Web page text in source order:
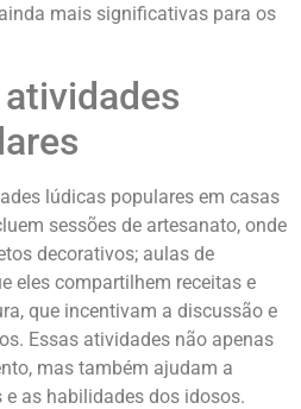
mais significativas para os
lúdicas populares em casas
sessões de artesanato, onde
decorativos; aulas de
eles compartilhem receitas e
que incentivam a discussão e
Essas atividades não apenas
mas também ajudam a
as habilidades dos idosos.